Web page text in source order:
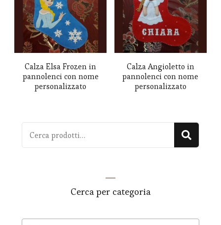
Calza Elsa Frozen in
pannolenci con nome
personalizzato
Calza Angioletto in
pannolenci con nome
personalizzato
Cerca:
Cerca per categoria